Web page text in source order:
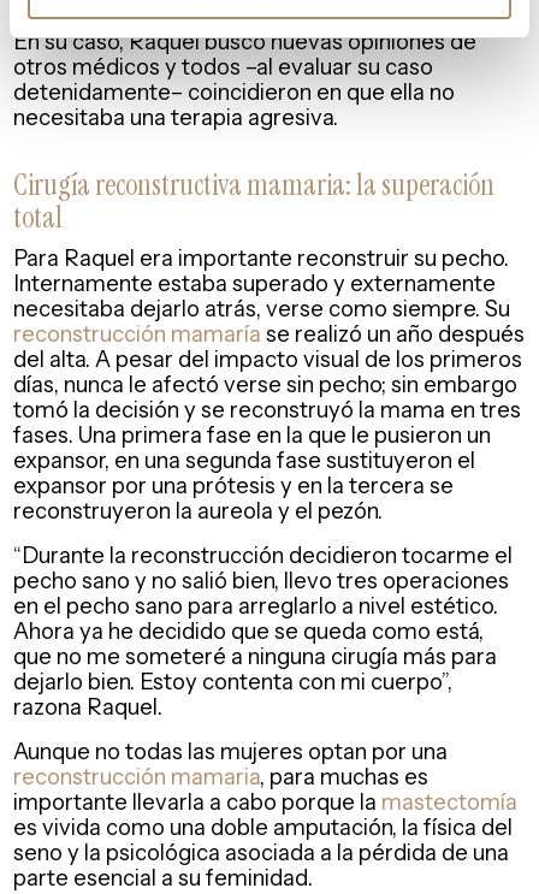
En su caso, Raquel buscó nuevas opiniones de
otros médicos y todos –al evaluar su caso
detenidamente– coincidieron en que ella no
necesitaba una terapia agresiva.
Cirugía reconstructiva mamaria: la superación
total
Para Raquel era importante reconstruir su pecho.
Internamente estaba superado y externamente
necesitaba dejarlo atrás, verse como siempre. Su
reconstrucción mamaría se realizó un año después
del alta. A pesar del impacto visual de los primeros
días, nunca le afectó verse sin pecho; sin embargo
tomó la decisión y se reconstruyó la mama en tres
fases. Una primera fase en la que le pusieron un
expansor, en una segunda fase sustituyeron el
expansor por una prótesis y en la tercera se
reconstruyeron la aureola y el pezón.
“Durante la reconstrucción decidieron tocarme el
pecho sano y no salió bien, llevo tres operaciones
en el pecho sano para arreglarlo a nivel estético.
Ahora ya he decidido que se queda como está,
que no me someteré a ninguna cirugía más para
dejarlo bien. Estoy contenta con mi cuerpo”,
razona Raquel.
Aunque no todas las mujeres optan por una
reconstrucción mamaria, para muchas es
importante llevarla a cabo porque la mastectomía
es vivida como una doble amputación, la física del
seno y la psicológica asociada a la pérdida de una
parte esencial a su feminidad.